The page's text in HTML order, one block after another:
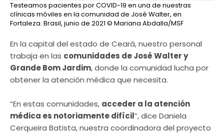
Testeamos pacientes por COVID-19 en una de nuestras
clínicas móviles en la comunidad de José Walter, en
Fortaleza. Brasil, junio de 2021 © Mariana Abdalla/MSF
En la capital del estado de Ceará, nuestro personal
trabaja en las comunidades de José Walter y
Grande Bom Jardim, donde la comunidad lucha por
obtener la atención médica que necesita.
“En estas comunidades, acceder a la atención
médica es notoriamente difícil”, dice Daniela
Cerqueira Batista, nuestra coordinadora del proyecto